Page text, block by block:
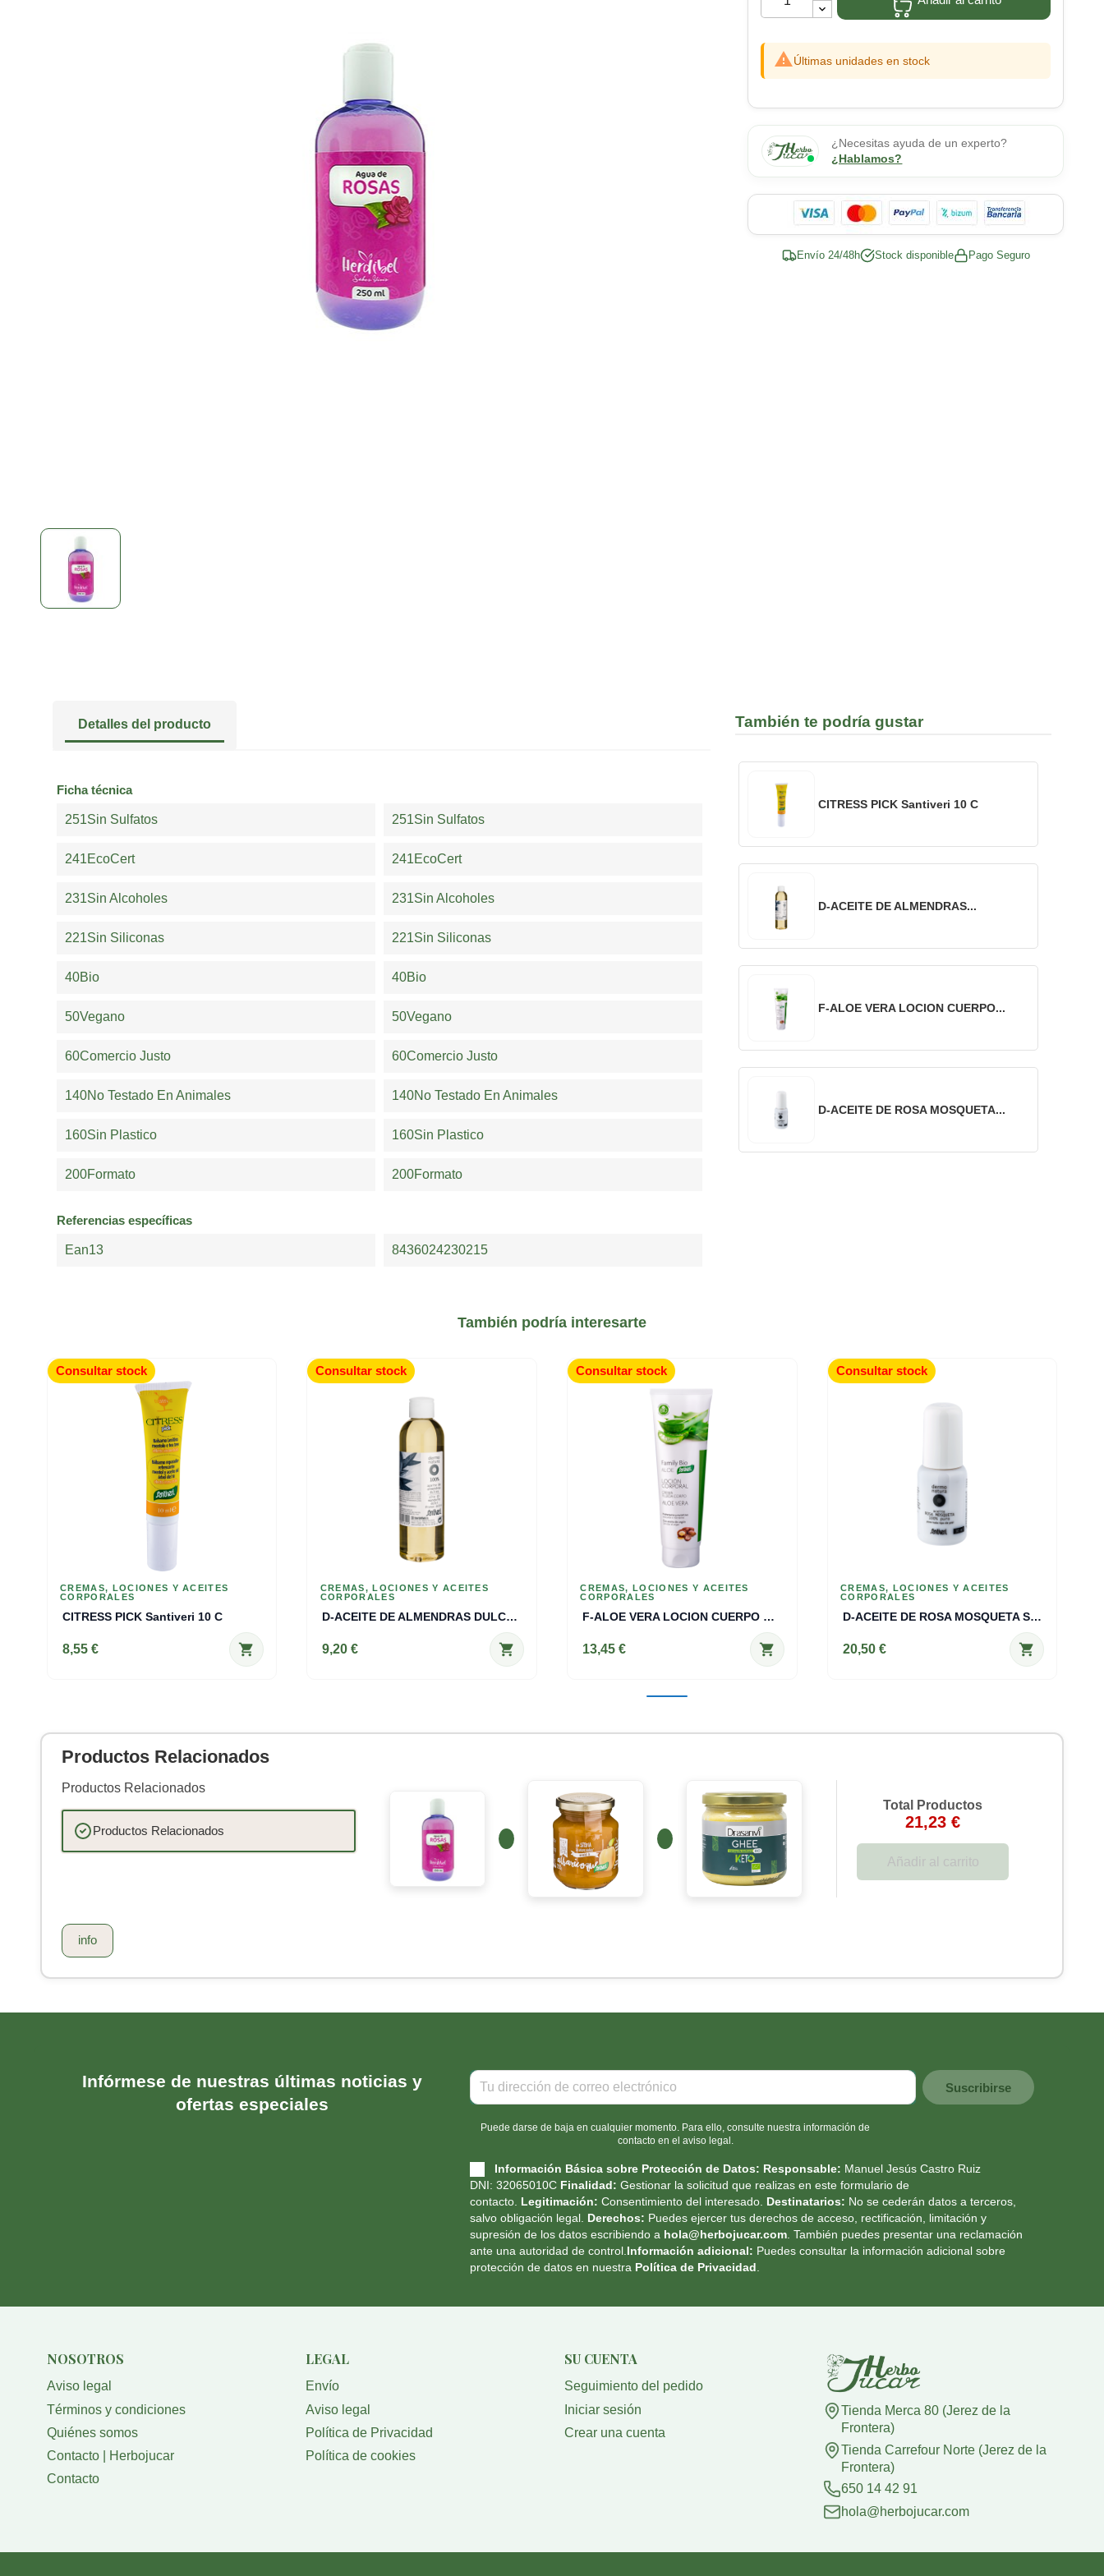
Últimas unidades en stock
¿Necesitas ayuda de un experto?
¿Hablamos?
Envío 24/48h Stock disponible Pago Seguro
Detalles del producto
Ficha técnica
251Sin Sulfatos 251Sin Sulfatos
241EcoCert 241EcoCert
231Sin Alcoholes 231Sin Alcoholes
221Sin Siliconas 221Sin Siliconas
40Bio 40Bio
50Vegano 50Vegano
60Comercio Justo 60Comercio Justo
140No Testado En Animales 140No Testado En Animales
160Sin Plastico 160Sin Plastico
200Formato 200Formato
Referencias específicas
Ean13 8436024230215
También te podría gustar
CITRESS PICK Santiveri 10 C
D-ACEITE DE ALMENDRAS...
F-ALOE VERA LOCION CUERPO...
D-ACEITE DE ROSA MOSQUETA...
También podría interesarte
CREMAS, LOCIONES Y ACEITES
CORPORALES
CITRESS PICK Santiveri 10 C
8,55 € shopping_cart
Consultar stock
CREMAS, LOCIONES Y ACEITES
CORPORALES
D-ACEITE DE ALMENDRAS DULCES Santiveri 2
9,20 € shopping_cart
Consultar stock
CREMAS, LOCIONES Y ACEITES
CORPORALES
F-ALOE VERA LOCION CUERPO BIO Santiveri
13,45 € shopping_cart
Consultar stock
CREMAS, LOCIONES Y ACEITES
CORPORALES
D-ACEITE DE ROSA MOSQUETA Santiveri 30 C
20,50 € shopping_cart
Consultar stock
Productos Relacionados
Productos Relacionados
Productos Relacionados
Total Productos
21,23 €
Añadir al carrito
info
Infórmese de nuestras últimas noticias y
ofertas especiales
Puede darse de baja en cualquier momento. Para ello, consulte nuestra información de
contacto en el aviso legal.
Información Básica sobre Protección de Datos: Responsable: Manuel Jesús Castro Ruiz
DNI: 32065010C Finalidad: Gestionar la solicitud que realizas en este formulario de
contacto. Legitimación: Consentimiento del interesado. Destinatarios: No se cederán datos a terceros,
salvo obligación legal. Derechos: Puedes ejercer tus derechos de acceso, rectificación, limitación y
supresión de los datos escribiendo a hola@herbojucar.com . También puedes presentar una reclamación
ante una autoridad de control. Información adicional: Puedes consultar la información adicional sobre
protección de datos en nuestra Política de Privacidad
NOSOTROS
Aviso legal
Términos y condiciones
Quiénes somos
Contacto | Herbojucar
Contacto
LEGAL
Envío
Aviso legal
Política de Privacidad
Política de cookies
SU CUENTA
Seguimiento del pedido
Iniciar sesión
Crear una cuenta
Tienda Merca 80 (Jerez de la
Frontera)
Tienda Carrefour Norte (Jerez de la
Frontera)
650 14 42 91
hola@herbojucar.com